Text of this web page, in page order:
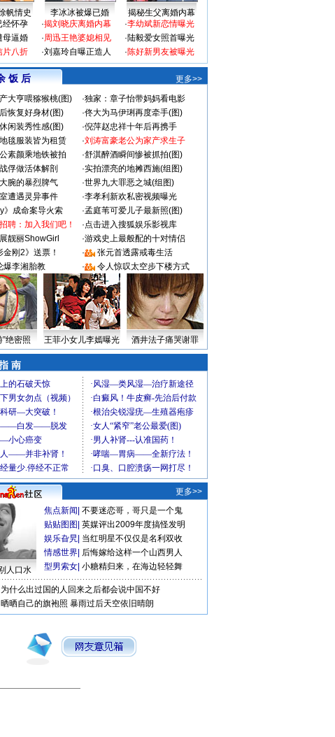
帆情史 李冰冰被爆已婚
揭秘生父离婚内幕
经怀孕
母逼婚
片八折
·揭刘晓庆离婚内幕
·周迅王艳婆媳相见
·刘嘉玲自曝正造人
·李幼斌新恋情曝光
·陆毅爱女照首曝光
·陈好新男友被曝光
饭 后
更多>>
大亨喂猕猴桃(图) ·独家：章子怡带妈妈看电影
恢复好身材(图) ·佟大为马伊琍再度牵手(图)
闲装秀性感(图) ·倪萍赵忠祥十年后再携手
毯服装皆为租赁 ·刘涛富豪老公为家产求生子
素颜乘地铁被拍 ·舒淇醉酒瞬间惨被抓拍(图)
俘做活体解剖 ·实拍漂亮的地摊西施(组图)
腕的暴烈脾气 ·世界九大罪恶之城(组图)
遭遇灵异事件 ·李孝利新欢私密视频曝光
》成命案导火索 ·孟庭苇可爱儿子最新照(图)
聘：加入我们吧！ ·点击进入搜狐娱乐影视库
靓丽ShowGirl ·游戏史上最般配的十对情侣
金刚2》送票！ ·
张元首透露戒毒生活
爆李湘胎教 · 令人惊叹太空步下楼方式
”绝密照 王菲小女儿李嫣曝光 酒井法子痛哭谢罪
南
更多>>
人口水
焦点新闻 不要迷恋哥，哥只是一个鬼
贴贴图图 英媒评出2009年度搞怪发明
娱乐旮旯 当红明星不仅仅是名利双收
情感世界 后悔嫁给这样一个山西男人
型男索女 小糖精归来，在海边轻轻舞
为什么出过国的人回来之后都会说中国不好
晒晒自己的旗袍照 暴雨过后天空依旧晴朗